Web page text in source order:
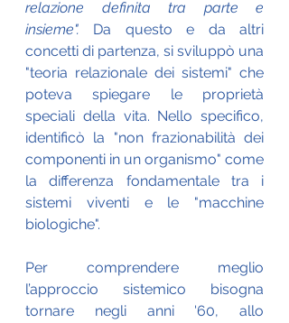
relazione definita tra parte e
insieme". Da questo e da altri
concetti di partenza, si sviluppò una
"teoria relazionale dei sistemi" che
poteva spiegare le proprietà
speciali della vita. Nello specifico,
identificò la "non frazionabilità dei
componenti in un organismo" come
la differenza fondamentale tra i
sistemi viventi e le "macchine
biologiche".
Per comprendere meglio
l’approccio sistemico bisogna
tornare negli anni '60, allo